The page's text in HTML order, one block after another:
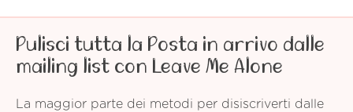
Pulisci tutta la Posta in arrivo dalle
mailing list con Leave Me Alone
La maggior parte dei metodi per disiscriverti dalle